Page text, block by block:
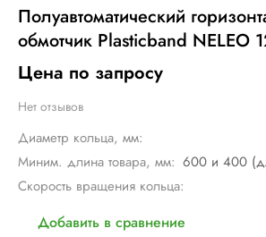
Полуавтоматический
обмотчик Plasticband NELEO
Цена по запросу
Нет отзывов
Диаметр кольца, мм:
Миним. длина товара, мм:
Скорость вращения кольца:
Добавить в сравнение